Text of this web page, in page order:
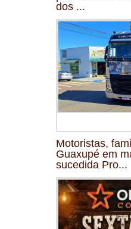
dos ...
Motoristas,
Guaxupé em
sucedida Pro...